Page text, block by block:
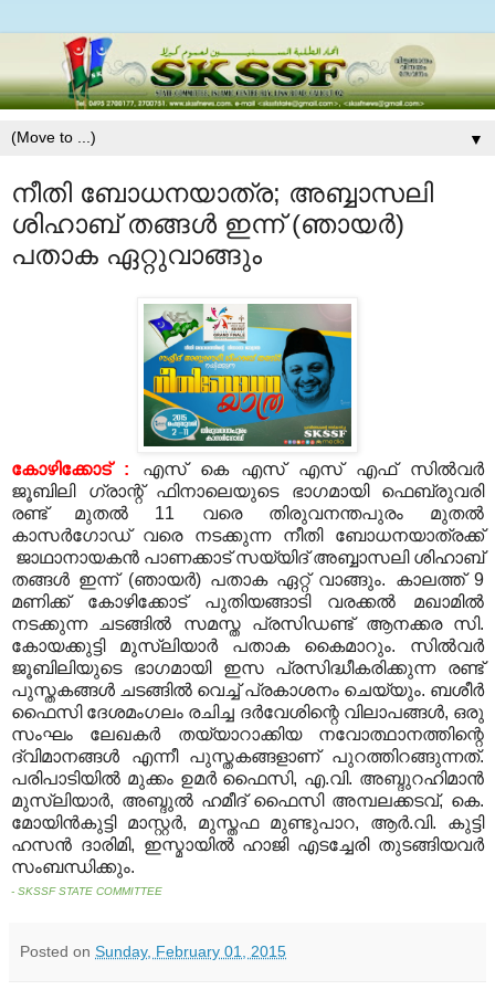
▼
നീതി ബോധനയാത്ര; അബ്ബാസലി
ശിഹാബ് തങ്ങള്‍ ഇന്ന് (ഞായര്‍)
പതാക ഏറ്റുവാങ്ങും
കോഴിക്കോട് : എസ് കെ എസ് എസ് എഫ് സില്‍വര്‍
ജൂബിലി ഗ്രാന്റ് ഫിനാലെയുടെ ഭാഗമായി ഫെബ്രുവരി
രണ്ട് മുതല്‍ 11 വരെ തിരുവനന്തപുരം മുതല്‍
കാസര്‍ഗോഡ് വരെ നടക്കുന്ന നീതി ബോധനയാത്രക്ക്
ജാഥാനായകന്‍ പാണക്കാട് സയ്യിദ് അബ്ബാസലി ശിഹാബ്
തങ്ങള്‍ ഇന്ന് (ഞായര്‍) പതാക ഏറ്റ് വാങ്ങും. കാലത്ത് 9
മണിക്ക് കോഴിക്കോട് പുതിയങ്ങാടി വരക്കല്‍ മഖാമില്‍
നടക്കുന്ന ചടങ്ങില്‍ സമസ്ത പ്രസിഡണ്ട് ആനക്കര സി.
കോയക്കുട്ടി മുസ്‌ലിയാര്‍ പതാക കൈമാറും. സില്‍വര്‍
ജൂബിലിയുടെ ഭാഗമായി ഇസ പ്രസിദ്ധീകരിക്കുന്ന രണ്ട്
പുസ്തകങ്ങള്‍ ചടങ്ങില്‍ വെച്ച് പ്രകാശനം ചെയ്യും. ബശീര്‍
ഫൈസി ദേശമംഗലം രചിച്ച ദര്‍വേശിന്റെ വിലാപങ്ങള്‍, ഒരു
സംഘം ലേഖകര്‍ തയ്യാറാക്കിയ നവോത്ഥാനത്തിന്റെ
ദ്വിമാനങ്ങള്‍ എന്നീ പുസ്തകങ്ങളാണ് പുറത്തിറങ്ങുന്നത്.
പരിപാടിയില്‍ മുക്കം ഉമര്‍ ഫൈസി, എ.വി. അബ്ദുറഹിമാന്‍
മുസ്‌ലിയാര്‍, അബ്ദുല്‍ ഹമീദ് ഫൈസി അമ്പലക്കടവ്, കെ.
മോയിന്‍കുട്ടി മാസ്റ്റര്‍, മുസ്തഫ മുണ്ടുപാറ, ആര്‍.വി. കുട്ടി
ഹസന്‍ ദാരിമി, ഇസ്മായില്‍ ഹാജി എടച്ചേരി തുടങ്ങിയവര്‍
സംബന്ധിക്കും.
- SKSSF STATE COMMITTEE
Posted on Sunday, February 01, 2015